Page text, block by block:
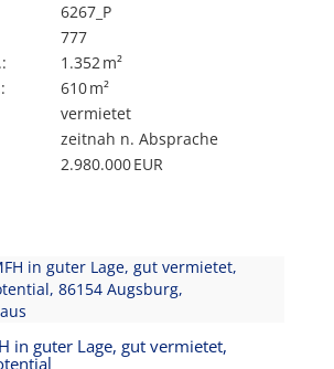
6267_P
777
1.352 m²
610 m²
vermietet
zeitnah n. Absprache
2.980.000 EUR
in guter Lage, gut vermietet,